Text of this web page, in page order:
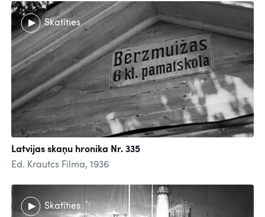
Skatīties
Latvijas skaņu hronika Nr. 335
Ed. Krautcs Filma, 1936
Skatīties